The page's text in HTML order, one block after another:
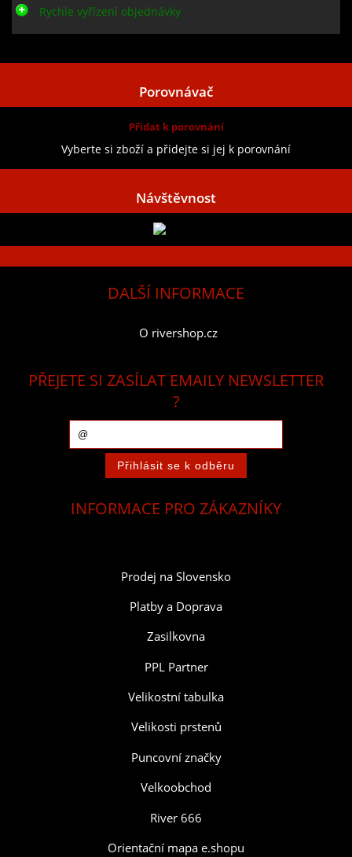
Rychle vyřízení objednávky
Porovnávač
Přidat k porovnání
Vyberte si zboží a přidejte si jej k porovnání
Návštěvnost
DALŠÍ INFORMACE
O rivershop.cz
PŘEJETE SI ZASÍLAT EMAILY NEWSLETTER
?
INFORMACE PRO ZÁKAZNÍKY
Prodej na Slovensko
Platby a Doprava
Zasilkovna
PPL Partner
Velikostní tabulka
Velikosti prstenů
Puncovní značky
Velkoobchod
River 666
Orientační mapa e.shopu